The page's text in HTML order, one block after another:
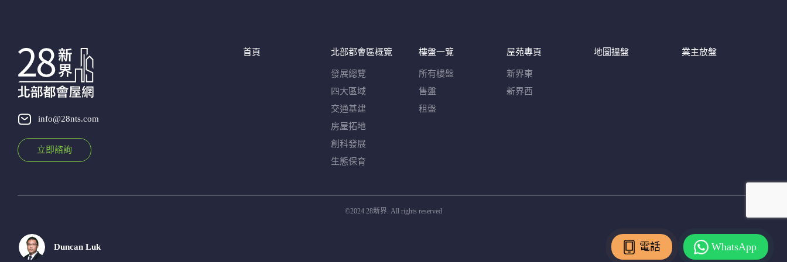
info@28nts.com
立即諮詢
首頁 北部都會區概覽​
發展總覽
四大區域
交通基建
房屋拓地
創科發展
生態保育
樓盤一覽
所有樓盤
售盤
租盤
屋苑專頁
新界東
新界西
地圖搵盤 業主放盤
©2024 28新界. All rights reserved
Duncan Luk 電話 WhatsApp